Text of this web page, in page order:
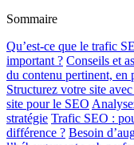
Sommaire
Qu’est-ce que le trafic
important ? Conseils et
du contenu pertinent, en
Structurez votre site
site pour le SEO
stratégie Trafic SEO :
différence ? Besoin